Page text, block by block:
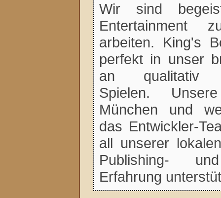
Wir sind
Entertainment
arbeiten. King's
perfekt in unser
an qualitativ
Spielen.
München und
das Entwickler-
all unserer
Publishing-
Erfahrung